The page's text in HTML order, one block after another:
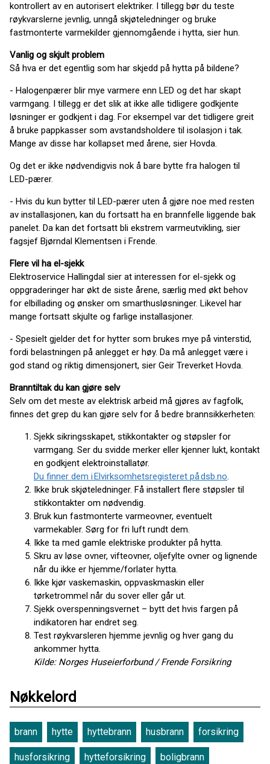
kontrollert av en autorisert elektriker. I tillegg bør du teste
røykvarslerne jevnlig, unngå skjøteledninger og bruke
fastmonterte varmekilder gjennomgående i hytta, sier hun.
Vanlig og skjult problem
Så hva er det egentlig som har skjedd på hytta på bildene?
- Halogenpærer blir mye varmere enn LED og det har skapt
varmgang. I tillegg er det slik at ikke alle tidligere godkjente
løsninger er godkjent i dag. For eksempel var det tidligere greit
å bruke pappkasser som avstandsholdere til isolasjon i tak.
Mange av disse har kollapset med årene, sier Hovda.
Og det er ikke nødvendigvis nok å bare bytte fra halogen til
LED-pærer.
- Hvis du kun bytter til LED-pærer uten å gjøre noe med resten
av installasjonen, kan du fortsatt ha en brannfelle liggende bak
panelet. Da kan det fortsatt bli ekstrem varmeutvikling, sier
fagsjef Bjørndal Klementsen i Frende.
Flere vil ha el-sjekk
Elektroservice Hallingdal sier at interessen for el-sjekk og
oppgraderinger har økt de siste årene, særlig med økt behov
for elbillading og ønsker om smarthusløsninger. Likevel har
mange fortsatt skjulte og farlige installasjoner.
- Spesielt gjelder det for hytter som brukes mye på vinterstid,
fordi belastningen på anlegget er høy. Da må anlegget være i
god stand og riktig dimensjonert, sier Geir Treverket Hovda.
Branntiltak du kan gjøre selv
Selv om det meste av elektrisk arbeid må gjøres av fagfolk,
finnes det grep du kan gjøre selv for å bedre brannsikkerheten:
Sjekk sikringsskapet, stikkontakter og støpsler for
varmgang. Ser du svidde merker eller kjenner lukt, kontakt
en godkjent elektroinstallatør.
Du finner dem i Elvirksomhetsregisteret på dsb.no.
Ikke bruk skjøteledninger. Få installert flere støpsler til
stikkontakter om nødvendig.
Bruk kun fastmonterte varmeovner, eventuelt
varmekabler. Sørg for fri luft rundt dem.
Ikke ta med gamle elektriske produkter på hytta.
Skru av løse ovner, vifteovner, oljefylte ovner og lignende
når du ikke er hjemme/forlater hytta.
Ikke kjør vaskemaskin, oppvaskmaskin eller
tørketrommel når du sover eller går ut.
Sjekk overspenningsvernet – bytt det hvis fargen på
indikatoren har endret seg.
Test røykvarsleren hjemme jevnlig og hver gang du
ankommer hytta.
Kilde: Norges Huseierforbund / Frende Forsikring
Nøkkelord
brann hytte hyttebrann husbrann forsikring
husforsikring hytteforsikring boligbrann